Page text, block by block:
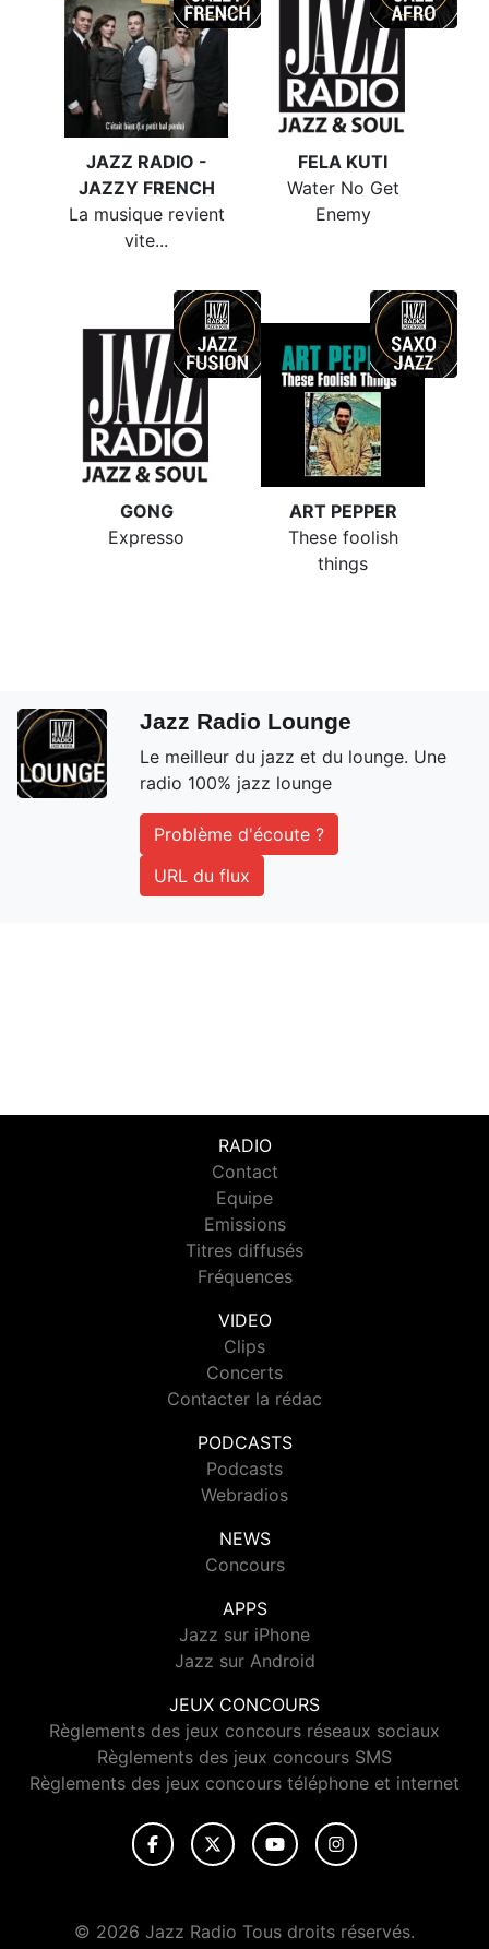
JAZZ RADIO -
JAZZY FRENCH
La musique revient
vite...
FELA KUTI
Water No Get
Enemy
GONG
Expresso
ART PEPPER
These foolish
things
Jazz Radio Lounge
Le meilleur du jazz et du lounge. Une
radio 100% jazz lounge
Problème d'écoute ?
URL du flux
RADIO
Contact
Equipe
Emissions
Titres diffusés
Fréquences
VIDEO
Clips
Concerts
Contacter la rédac
PODCASTS
Podcasts
Webradios
NEWS
Concours
APPS
Jazz sur iPhone
Jazz sur Android
JEUX CONCOURS
Règlements des jeux concours réseaux sociaux
Règlements des jeux concours SMS
Règlements des jeux concours téléphone et internet
© 2026 Jazz Radio Tous droits réservés.